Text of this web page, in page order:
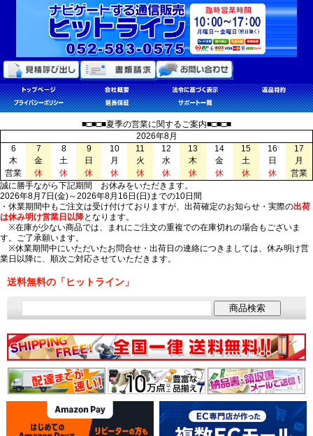
■□■□■夏季の営業に関するご案内■□■□■
2026年8月
6
7 8 9 10 11 12 13 14 15 16
17
木
金 土 日 月 火 水 木 金 土 日
月
営業
休 休 休 休 休 休 休 休 休 休
営業
誠に勝手ながら下記期間 お休みをいただきます。
2026年8月7日(金)～2026年8月16日(日)までの10日間
・休業期間中もご注文は受け付けておりますが、出荷確定のお知らせ・実際の出荷
は休み明け営業日以降となります。
※在庫が少ない商品では、まれにご注文の重複での在庫切れの場合もございま
す。ご了承願います。
※休業期間中にいただいたお問合せ・出荷日の連絡につきましては、休み明け営
業日以降に、順次ご対応させていただきます。
送料無料の「ヒットライン」